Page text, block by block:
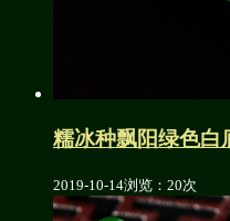
糯冰种飘阳绿色白
2019-10-14浏览：20次